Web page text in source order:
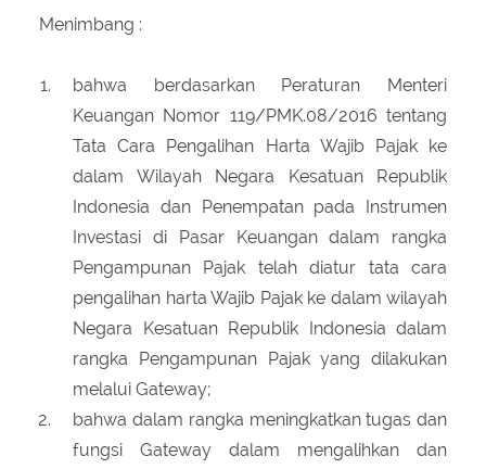
Menimbang :
bahwa berdasarkan Peraturan Menteri
Keuangan Nomor 119/PMK.08/2016 tentang
Tata Cara Pengalihan Harta Wajib Pajak ke
dalam Wilayah Negara Kesatuan Republik
Indonesia dan Penempatan pada Instrumen
Investasi di Pasar Keuangan dalam rangka
Pengampunan Pajak telah diatur tata cara
pengalihan harta Wajib Pajak ke dalam wilayah
Negara Kesatuan Republik Indonesia dalam
rangka Pengampunan Pajak yang dilakukan
melalui Gateway;
bahwa dalam rangka meningkatkan tugas dan
fungsi Gateway dalam mengalihkan dan